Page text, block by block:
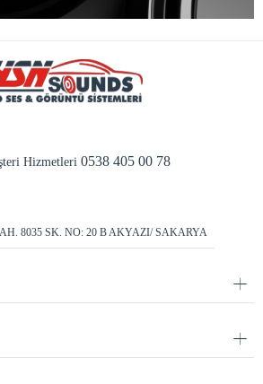
Hizmetleri0538 405 00 78
8035 SK. NO: 20 B AKYAZI/ SAKARYA